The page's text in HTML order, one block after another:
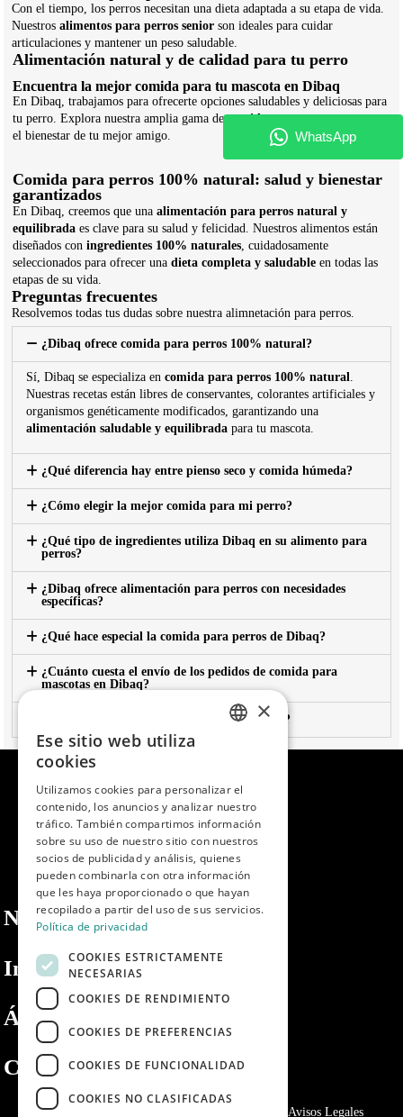
Con el tiempo, los perros necesitan una dieta adaptada a su etapa de vida.
Nuestrosalimentos para perros senior son ideales para cuidar
articulaciones y mantener un peso saludable.
Alimentación natural y de calidad para tu perro
Encuentra la mejor comida para tu mascota en Dibaq
En Dibaq, trabajamos para ofrecerte opciones saludables y deliciosas para
tu perro. Explora nuestra amplia gama decomida para perrosy asegura
el bienestar de tu mejor amigo.
Comida para perros 100% natural: salud y bienestar
garantizados
En Dibaq, creemos que unaalimentación para perros natural y
equilibrada es clave para su salud y felicidad. Nuestros alimentos están
diseñados con ingredientes 100% naturales, cuidadosamente
seleccionados para ofrecer unadieta completa y saludable en todas las
etapas de su vida.
Preguntas frecuentes
Resolvemos todas tus dudas sobre nuestra alimnetación para perros.
¿Dibaq ofrece comida para perros 100% natural?
Sí, Dibaq se especializa encomida para perros 100% natural.
Nuestras recetas están libres de conservantes, colorantes artificiales y
organismos genéticamente modificados, garantizando una
alimentación saludable y equilibrada para tu mascota.
¿Qué diferencia hay entre pienso seco y comida húmeda?
¿Cómo elegir la mejor comida para mi perro?
¿Qué tipo de ingredientes utiliza Dibaq en su alimento para
perros?
¿Dibaq ofrece alimentación para perros con necesidades
específicas?
¿Qué hace especial la comida para perros de Dibaq?
¿Cuánto cuesta el envío de los pedidos de comida para
mascotas en Dibaq?
¿Cuál es el plazo de entrega para los pedidos?
Nosotros
Información
Área privada
Contacto
Política de privacidad Avisos Legales
PORTUGUESE
×
Ese sitio web utiliza
cookies
Utilizamos cookies para personalizar el
contenido, los anuncios y analizar nuestro
tráfico. También compartimos información
sobre su uso de nuestro sitio con nuestros
socios de publicidad y análisis, quienes
pueden combinarla con otra información
que les haya proporcionado o que hayan
recopilado a partir del uso de sus servicios.
Política de privacidad
COOKIES ESTRICTAMENTE
NECESARIAS
COOKIES DE RENDIMIENTO
COOKIES DE PREFERENCIAS
COOKIES DE FUNCIONALIDAD
COOKIES NO CLASIFICADAS